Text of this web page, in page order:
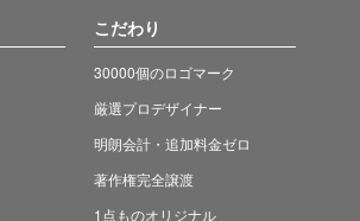
こだわり
30000個のロゴマーク
厳選プロデザイナー
明朗会計・追加料金ゼロ
著作権完全譲渡
1点ものオリジナル